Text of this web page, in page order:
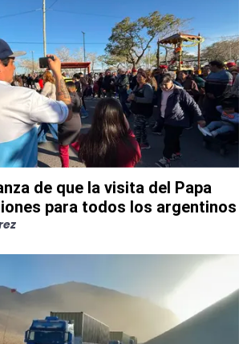
de que la visita del Papa
para todos los argentinos